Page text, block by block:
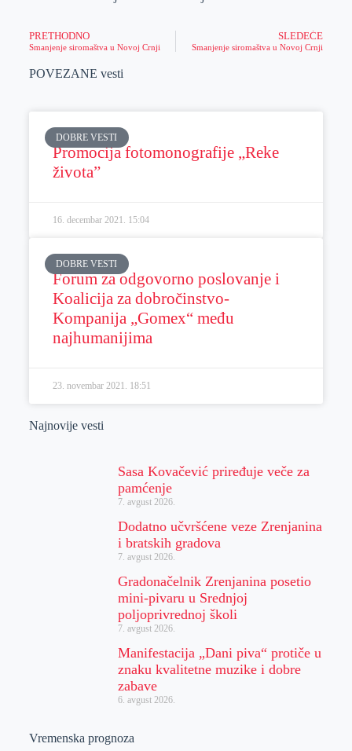
PRETHODNO
Smanjenje siromaštva u Novoj Crnji
SLEDEĆE
Smanjenje siromaštva u Novoj Crnji
POVEZANE vesti
DOBRE VESTI
Promocija fotomonografije „Reke
života”
16. decembar 2021. 15:04
DOBRE VESTI
Forum za odgovorno poslovanje i
Koalicija za dobročinstvo-
Kompanija „Gomex“ među
najhumanijima
23. novembar 2021. 18:51
Najnovije vesti
Sasa Kovačević priređuje veče za
pamćenje
7. avgust 2026.
Dodatno učvršćene veze Zrenjanina
i bratskih gradova
7. avgust 2026.
Gradonačelnik Zrenjanina posetio
mini-pivaru u Srednjoj
poljoprivrednoj školi
7. avgust 2026.
Manifestacija „Dani piva“ protiče u
znaku kvalitetne muzike i dobre
zabave
6. avgust 2026.
Vremenska prognoza